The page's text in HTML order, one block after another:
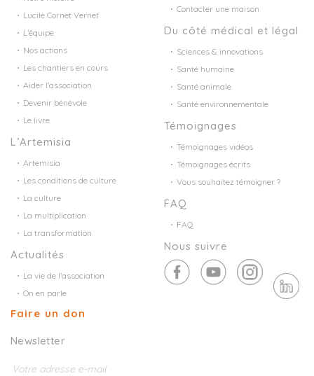
Lucile Cornet Vernet
L’équipe
Nos actions
Les chantiers en cours
Aider l’association
Devenir bénévole
Le livre
L’Artemisia
Artemisia
Les conditions de culture
La culture
La multiplication
La transformation
Actualités
La vie de l’association
On en parle
Faire un don
Contacter une maison
Du côté médical et légal
Sciences & innovations
Santé humaine
Santé animale
Santé environnementale
Témoignages
Témoignages vidéos
Témoignages écrits
Vous souhaitez témoigner ?
FAQ
FAQ
Nous suivre
Newsletter